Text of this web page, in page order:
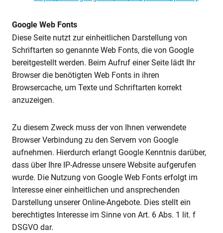
Google Web Fonts
Diese Seite nutzt zur einheitlichen Darstellung von
Schriftarten so genannte Web Fonts, die von Google
bereitgestellt werden. Beim Aufruf einer Seite lädt Ihr
Browser die benötigten Web Fonts in ihren
Browsercache, um Texte und Schriftarten korrekt
anzuzeigen.
Zu diesem Zweck muss der von Ihnen verwendete
Browser Verbindung zu den Servern von Google
aufnehmen. Hierdurch erlangt Google Kenntnis darüber,
dass über Ihre IP-Adresse unsere Website aufgerufen
wurde. Die Nutzung von Google Web Fonts erfolgt im
Interesse einer einheitlichen und ansprechenden
Darstellung unserer Online-Angebote. Dies stellt ein
berechtigtes Interesse im Sinne von Art. 6 Abs. 1 lit. f
DSGVO dar.